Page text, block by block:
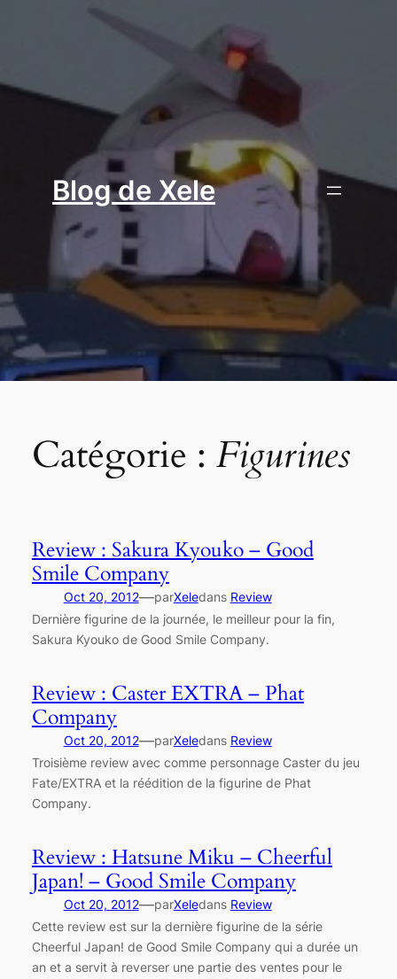
Blog de Xele
Catégorie : Figurines
Review : Sakura Kyouko – Good
Smile Company
Oct 20, 2012—parXeledans Review
Dernière figurine de la journée, le meilleur pour la fin,
Sakura Kyouko de Good Smile Company.
Review : Caster EXTRA – Phat
Company
Oct 20, 2012—parXeledans Review
Troisième review avec comme personnage Caster du jeu
Fate/EXTRA et la réédition de la figurine de Phat
Company.
Review : Hatsune Miku – Cheerful
Japan! – Good Smile Company
Oct 20, 2012—parXeledans Review
Cette review est sur la dernière figurine de la série
Cheerful Japan! de Good Smile Company qui a durée un
an et a servit à reverser une partie des ventes pour le